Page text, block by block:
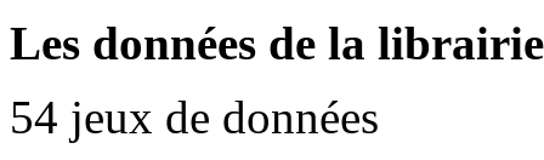
Les données de la
54 jeux de données